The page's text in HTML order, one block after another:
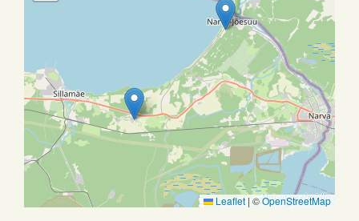
Leaflet|©OpenStreetMap